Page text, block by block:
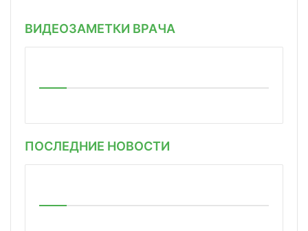
ВИДЕОЗАМЕТКИ ВРАЧА
ПОСЛЕДНИЕ НОВОСТИ